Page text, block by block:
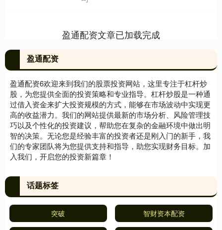
盈通配资文章已加载完成
盈通配资
盈通配资6欢迎来到我们的股票投资网站，这里专注于杠杆炒
股，为您提供全面的投资策略和专业指导。杠杆炒股是一种通
过借入资金来扩大投资规模的方式，能够在市场波动中实现更
高的收益潜力。我们的网站提供最新的市场分析、风险管理技
巧以及个性化的投资建议，帮助您在复杂的金融环境中做出明
智的决策。无论您是经验丰富的投资者还是刚入门的新手，我
们的专家团队将为您提供支持和指导，助您实现财务目标。加
入我们，开启您的投资新篇章！
话题标签
突破 智财资本配资